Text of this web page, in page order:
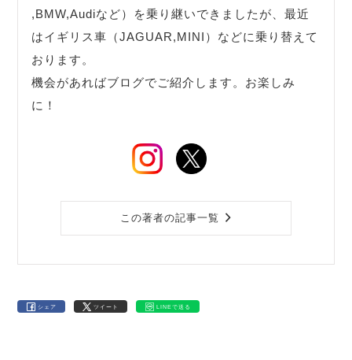
,BMW,Audiなど）を乗り継いできましたが、最近
はイギリス車（JAGUAR,MINI）などに乗り替えて
おります。
機会があればブログでご紹介します。お楽しみ
に！
この著者の記事一覧
シェア ツイート LINEで送る